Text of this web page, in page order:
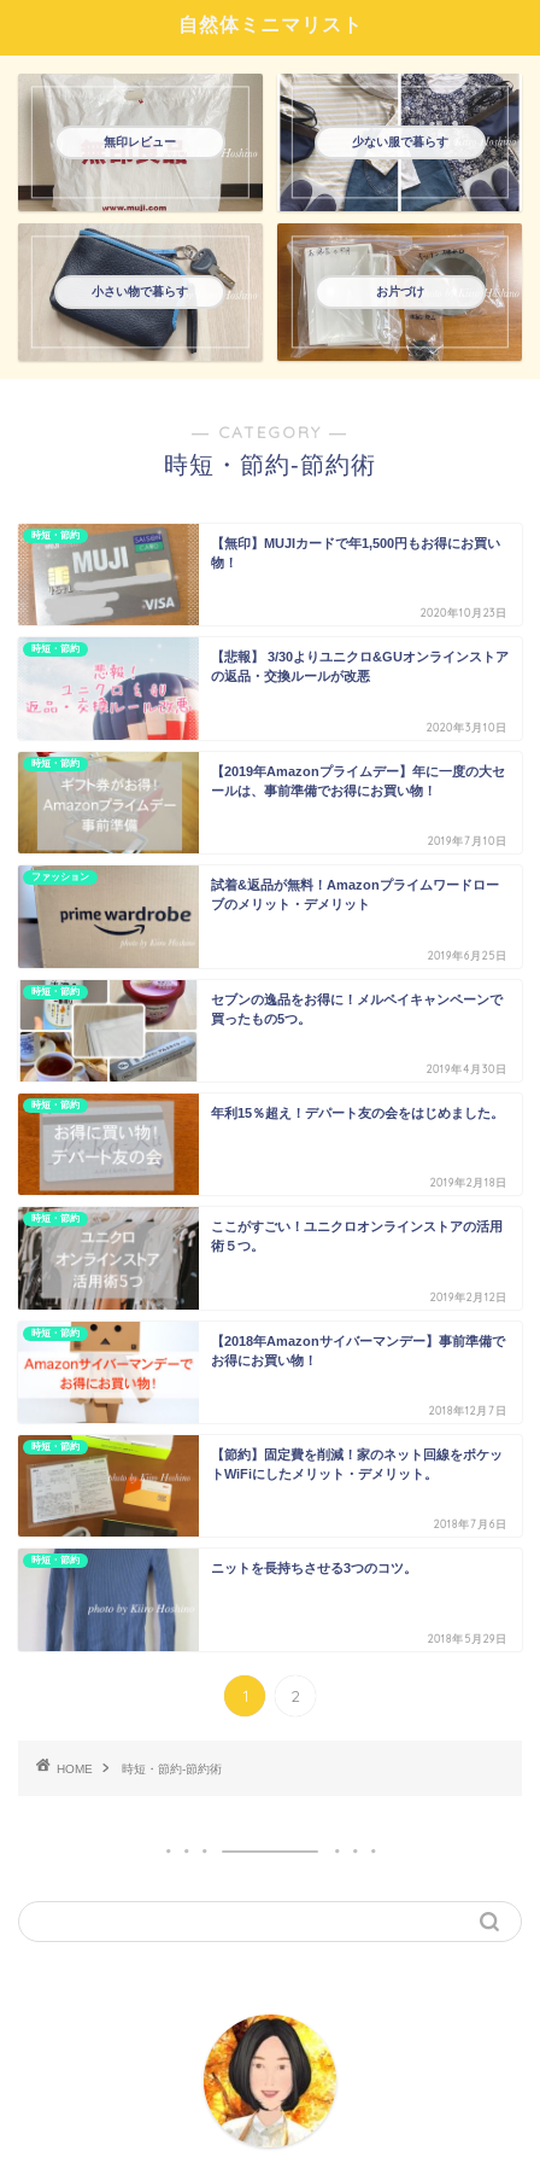
自然体ミニマリスト
無印レビュー 少ない服で暮らす
小さい物で暮らす お片づけ
― CATEGORY ―
時短・節約-節約術
時短・節約
【無印】MUJIカードで年1,500円もお得にお買い
物！
2020年10月23日
時短・節約
【悲報】 3/30よりユニクロ&GUオンラインストア
の返品・交換ルールが改悪
2020年3月10日
時短・節約
【2019年Amazonプライムデー】年に一度の大セ
ールは、事前準備でお得にお買い物！
2019年7月10日
ファッション
試着&返品が無料！Amazonプライムワードロー
ブのメリット・デメリット
2019年6月25日
時短・節約
セブンの逸品をお得に！メルペイキャンペーンで
買ったもの5つ。
2019年4月30日
時短・節約
年利15％超え！デパート友の会をはじめました。
2019年2月18日
時短・節約
ここがすごい！ユニクロオンラインストアの活用
術５つ。
2019年2月12日
時短・節約
【2018年Amazonサイバーマンデー】事前準備で
お得にお買い物！
2018年12月7日
時短・節約
【節約】固定費を削減！家のネット回線をポケッ
トWiFiにしたメリット・デメリット。
2018年7月6日
時短・節約
ニットを長持ちさせる3つのコツ。
2018年5月29日
1 2
HOME 時短・節約-節約術